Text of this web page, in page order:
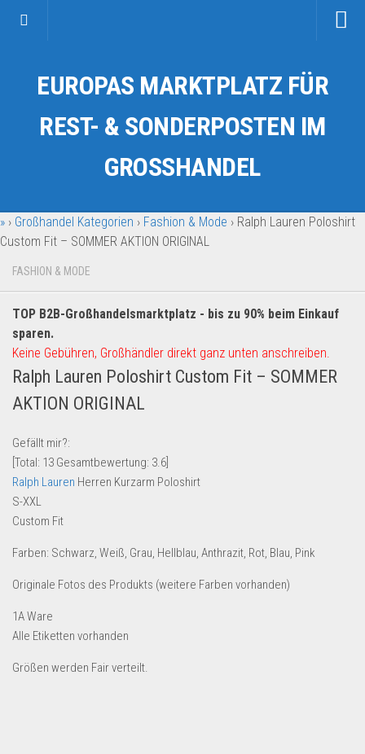
Kategorien
Auto & Motorrad
Fahrzeuge & Transport
Garten & Werkzeug
Geschäft, Büro & Schreibwaren
Geschenkartikel
Handy und Smartphone
Kosmetik & Pflege
Lebensmittel & Getränke
Multimedia & Elektro
Münzen
Spielzeug & Games
Sport & Freizeit
Uhren & Schmuck
EUROPAS MARKTPLATZ FÜR
REST- & SONDERPOSTEN IM
GROSSHANDEL
» › Großhandel Kategorien › Fashion & Mode › Ralph Lauren Poloshirt
Custom Fit – SOMMER AKTION ORIGINAL
FASHION & MODE
TOP B2B-Großhandelsmarktplatz - bis zu 90% beim Einkauf
sparen.
Keine Gebühren, Großhändler direkt ganz unten anschreiben.
Ralph Lauren Poloshirt Custom Fit – SOMMER
AKTION ORIGINAL
Gefällt mir?:
[Total: 13 Gesamtbewertung: 3.6
Ralph Lauren Herren Kurzarm Poloshirt
S-XXL
Custom Fit
Farben: Schwarz, Weiß, Grau, Hellblau, Anthrazit, Rot, Blau, Pink
Originale Fotos des Produkts (weitere Farben vorhanden)
1A Ware
Alle Etiketten vorhanden
Größen werden Fair verteilt.